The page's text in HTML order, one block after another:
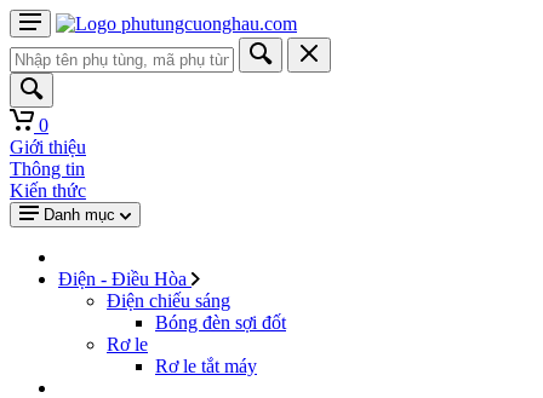
0
Giới thiệu
Thông tin
Kiến thức
Danh mục
Điện - Điều Hòa
Điện chiếu sáng
Bóng đèn sợi đốt
Rơ le
Rơ le tắt máy